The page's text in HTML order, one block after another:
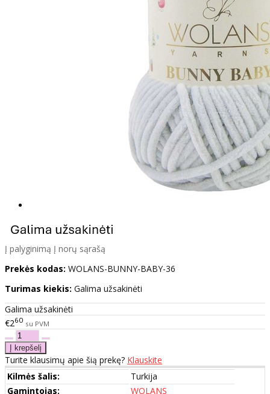
Į palyginimą Į norų sąrašą
Prekės kodas: WOLANS-BUNNY-BABY-36
Turimas kiekis: Galima užsakinėti
Galima užsakinėti
€260 su PVM
Turite klausimų apie šią prekę? Klauskite
Kilmės šalis:
Turkija
Gamintojas:
WOLANS